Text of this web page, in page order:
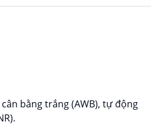
bằng trắng (AWB), tự động